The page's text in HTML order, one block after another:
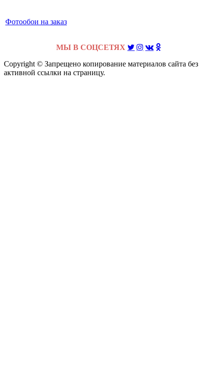
Фотообои на заказ
МЫ В СОЦСЕТЯХ
Copyright © Запрещено копирование материалов сайта без
активной ссылки на страницу.